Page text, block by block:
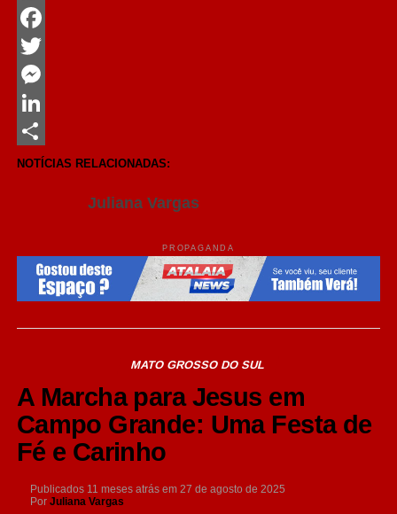
WhatsApp
Facebook
Twitter
Messenger
LinkedIn
Share
NOTÍCIAS RELACIONADAS:
Juliana Vargas
PROPAGANDA
MATO GROSSO DO SUL
A Marcha para Jesus em
Campo Grande: Uma Festa de
Fé e Carinho
Publicados 11 meses atrás em 27 de agosto de 2025
Por Juliana Vargas